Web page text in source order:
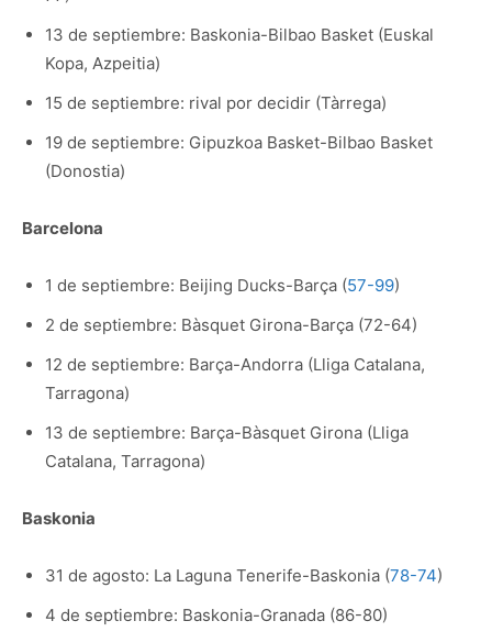
13 de septiembre: Baskonia-Bilbao Basket (Euskal
Kopa, Azpeitia)
15 de septiembre: rival por decidir (Tàrrega)
19 de septiembre: Gipuzkoa Basket-Bilbao Basket
(Donostia)
Barcelona
1 de septiembre: Beijing Ducks-Barça (57-99)
2 de septiembre: Bàsquet Girona-Barça (72-64)
12 de septiembre: Barça-Andorra (Lliga Catalana,
Tarragona)
13 de septiembre: Barça-Bàsquet Girona (Lliga
Catalana, Tarragona)
Baskonia
31 de agosto: La Laguna Tenerife-Baskonia (78-74)
4 de septiembre: Baskonia-Granada (86-80)